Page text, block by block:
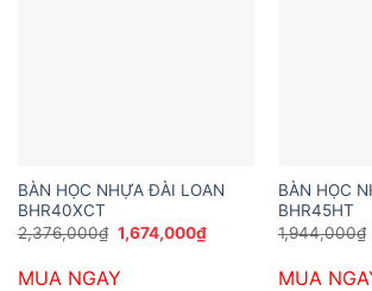
BÀN HỌC NHỰA ĐÀI LOAN
BHR40XCT
2,376,000₫ Giá
gốc
2,376,000₫.
1,674,000₫Giá
hiện
MUA NGAY
BÀN HỌC
BHR45HT
1,944,000₫
MUA